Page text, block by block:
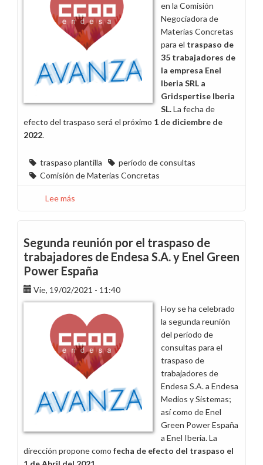
la
nueva
empresa
Gridspertise
Iberia
SL
en la Comisión
Negociadora de
Materias Concretas
para el traspaso de
35 trabajadores de
la empresa Enel
Iberia SRL a
Gridspertise Iberia
SL.La fecha de
efecto del traspaso será el próximo 1 de diciembre de
2022.
traspaso plantilla
período de consultas
Comisión de Materias Concretas
Lee más
trabajadores
de
Enel
Iberia
SRL
a
la
nueva
empresa
Gridspertise
Iberia
SL
Segunda reunión por el traspaso de
trabajadores de Endesa S.A. y Enel Green
Power España
Vie, 19/02/2021 - 11:40
Hoy se ha celebrado
la segunda reunión
del período de
consultas para el
traspaso de
trabajadores de
Endesa S.A. a Endesa
Medios y Sistemas;
así como de Enel
Green Power España
a Enel Iberia. La
dirección propone como fecha de efecto del traspaso el